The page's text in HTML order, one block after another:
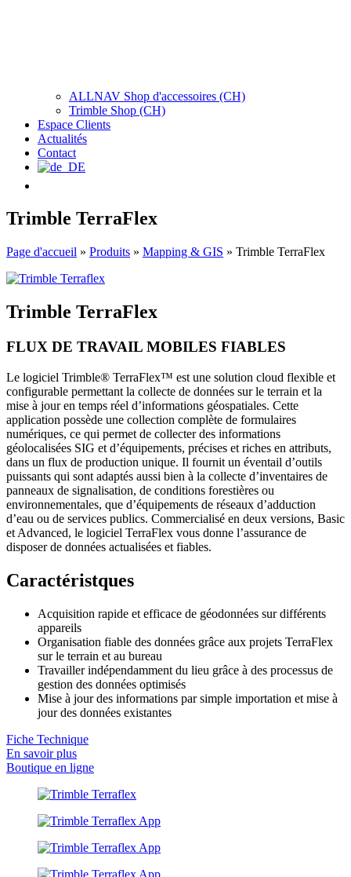
ALLNAV Shop d'accessoires (CH)
Trimble Shop (CH)
Espace Clients
Actualités
Contact
Trimble TerraFlex
Page d'accueil » Produits » Mapping & GIS » Trimble TerraFlex
Trimble TerraFlex
FLUX DE TRAVAIL MOBILES FIABLES
Le logiciel Trimble® TerraFlex™ est une solution cloud flexible et
configurable permettant la collecte de données sur le terrain et la
mise à jour en temps réel d’informations géospatiales. Cette
application possède une collection complète de formulaires
numériques, ce qui permet de collecter des informations
géolocalisées SIG et d’équipements, précises et riches en attributs,
dans un flux de production unique. Il fournit un éventail d’outils
puissants qui sont adaptés aussi bien à la collecte d’inventaires de
panneaux de signalisation, de conditions forestières ou
environnementales, que d’équipements de réseaux d’adduction
d’eau ou de services publics. Commercialisé en deux versions, Basic
et Advanced, le logiciel TerraFlex vous donne l’assurance de
disposer de données actualisées et fiables.
Caractéristques
Acquisition rapide et efficace de géodonnées sur différents
appareils
Organisation fiable des données grâce aux projets TerraFlex
sur le terrain et au bureau
Travailler indépendamment du lieu grâce à des processus de
gestion des données optimisés
Mise à jour des informations par simple importation et mise à
jour des données existantes
Fiche Technique
En savoir plus
Boutique en ligne